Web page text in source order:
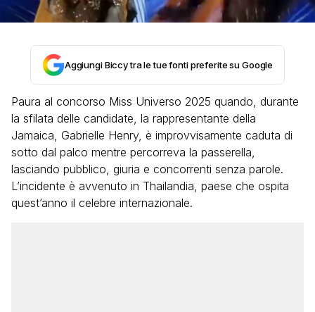
Aggiungi Biccy tra le tue fonti preferite su Google
Paura al concorso Miss Universo 2025 quando, durante
la sfilata delle candidate, la rappresentante della
Jamaica, Gabrielle Henry, è improvvisamente caduta di
sotto dal palco mentre percorreva la passerella,
lasciando pubblico, giuria e concorrenti senza parole.
L’incidente è avvenuto in Thailandia, paese che ospita
quest’anno il celebre internazionale.